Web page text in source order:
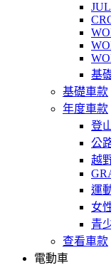
基
基礎車款
年度車款
登
公
越
運
女
青
查看車款
電動車